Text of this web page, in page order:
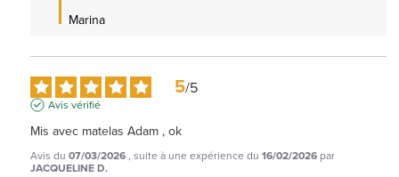
Marina
5/5
Avis vérifié
Mis avec matelas Adam , ok
Avis du 07/03/2026, suite à une expérience du 16/02/2026 par
JACQUELINE D.